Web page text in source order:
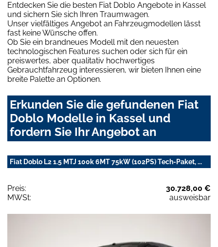
Entdecken Sie die besten Fiat Doblo Angebote in Kassel
und sichern Sie sich Ihren Traumwagen.
Unser vielfältiges Angebot an Fahrzeugmodellen lässt
fast keine Wünsche offen.
Ob Sie ein brandneues Modell mit den neuesten
technologischen Features suchen oder sich für ein
preiswertes, aber qualitativ hochwertiges
Gebrauchtfahrzeug interessieren, wir bieten Ihnen eine
breite Palette an Optionen.
Erkunden Sie die gefundenen Fiat
Doblo Modelle in Kassel und
fordern Sie Ihr Angebot an
Fiat Doblo L2 1.5 MTJ 100k 6MT 75kW (102PS) Tech-Paket, ...
Preis:
30.728,00 €
MWSt:
ausweisbar